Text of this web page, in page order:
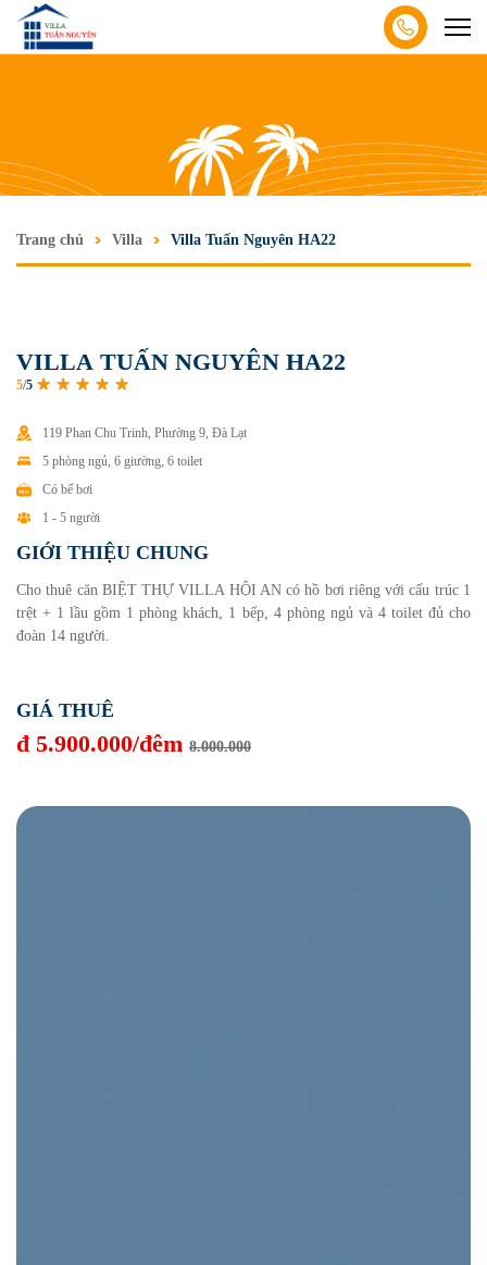
Trang chủ Villa Villa Tuấn Nguyên HA22
VILLA TUẤN NGUYÊN HA22
5/5
119 Phan Chu Trinh, Phường 9, Đà Lạt
5 phòng ngủ, 6 giường, 6 toilet
Có bể bơi
1 - 5 người
GIỚI THIỆU CHUNG
Cho thuê căn BIỆT THỰ VILLA HỘI AN có hồ bơi riêng với cấu trúc 1
trệt + 1 lầu gồm 1 phòng khách, 1 bếp, 4 phòng ngủ và 4 toilet đủ cho
đoàn 14 người.
GIÁ THUÊ
đ 5.900.000/đêm 8.000.000